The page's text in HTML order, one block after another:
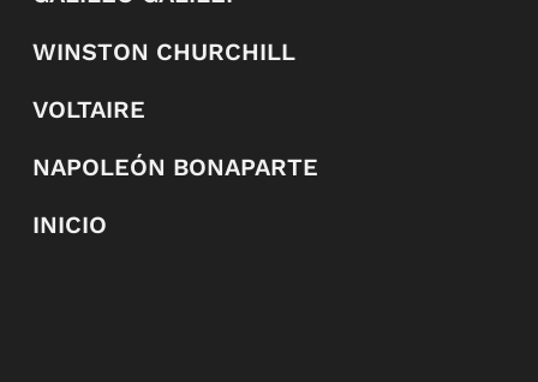
WINSTON CHURCHILL
VOLTAIRE
NAPOLEÓN BONAPARTE
INICIO